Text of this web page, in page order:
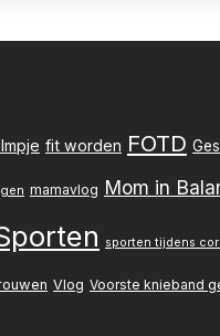
fit worden FOTD
mamavlog Mom in
sporten tijdens
Vlog Voorste knieband